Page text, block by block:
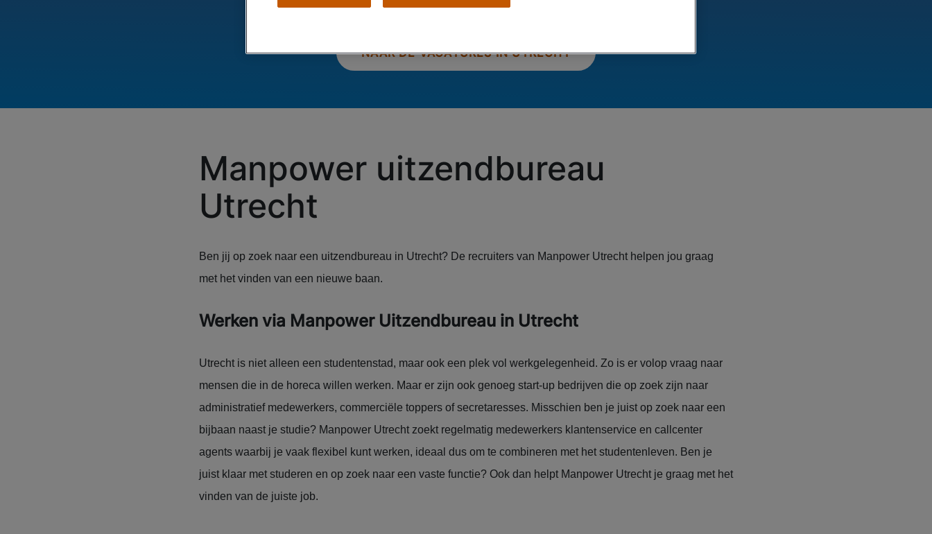
NAAR DE VACATURES IN UTRECHT
Manpower uitzendbureau
Utrecht
Ben jij op zoek naar een uitzendbureau in Utrecht? De recruiters van Manpower Utrecht helpen jou graag
met het vinden van een nieuwe baan.
Werken via Manpower Uitzendbureau in Utrecht
Utrecht is niet alleen een studentenstad, maar ook een plek vol werkgelegenheid. Zo is er volop vraag naar
mensen die in de horeca willen werken. Maar er zijn ook genoeg start-up bedrijven die op zoek zijn naar
administratief medewerkers, commerciële toppers of secretaresses. Misschien ben je juist op zoek naar een
bijbaan naast je studie? Manpower Utrecht zoekt regelmatig medewerkers klantenservice en callcenter
agents waarbij je vaak flexibel kunt werken, ideaal dus om te combineren met het studentenleven. Ben je
juist klaar met studeren en op zoek naar een vaste functie? Ook dan helpt Manpower Utrecht je graag met het
vinden van de juiste job.